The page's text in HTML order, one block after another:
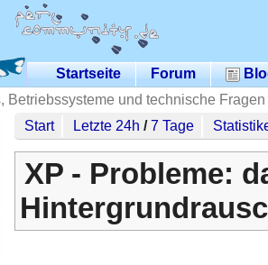
Startseite Forum
Betriebssysteme und technische Fragen
Start Letzte 24h /7 Tage
XP - Probleme: